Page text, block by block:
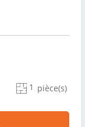
1 pièce(s)